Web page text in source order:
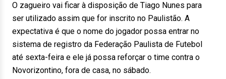
O zagueiro vai ficar à disposição de Tiago Nunes para
ser utilizado assim que for inscrito no Paulistão. A
expectativa é que o nome do jogador possa entrar no
sistema de registro da Federação Paulista de Futebol
até sexta-feira e ele já possa reforçar o time contra o
Novorizontino, fora de casa, no sábado.